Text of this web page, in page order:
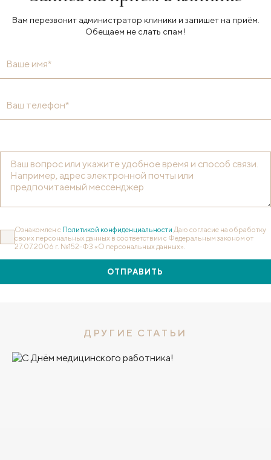
Вам перезвонит администратор клиники и запишет на приём.
Обещаем не слать спам!
Ваше имя*
Ваш телефон*
Ознакомлен с Политикой конфиденциальности Даю согласие на обработку
своих персональных данных в соответствии с Федеральным законом от
27.07.2006 г. №152-ФЗ «О персональных данных».
ОТПРАВИТЬ
ДРУГИЕ СТАТЬИ